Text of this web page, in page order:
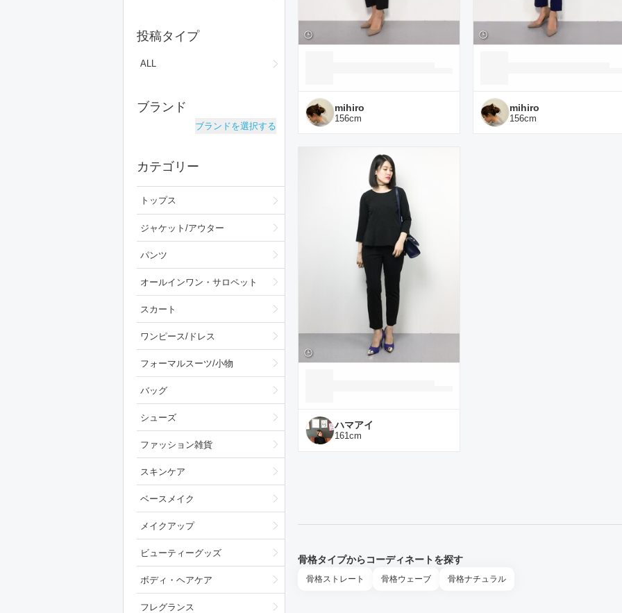
投稿タイプ
ALL
ブランド
ブランドを選択する
カテゴリー
トップス
ジャケット/アウター
パンツ
オールインワン・サロペット
スカート
ワンピース/ドレス
フォーマルスーツ/小物
バッグ
シューズ
ファッション雑貨
スキンケア
ベースメイク
メイクアップ
ビューティーグッズ
ボディ・ヘアケア
フレグランス
mihiro
156cm
mihiro
156cm
ハマアイ
161cm
骨格タイプからコーディネートを探す
骨格ストレート 骨格ウェーブ 骨格ナチュラル